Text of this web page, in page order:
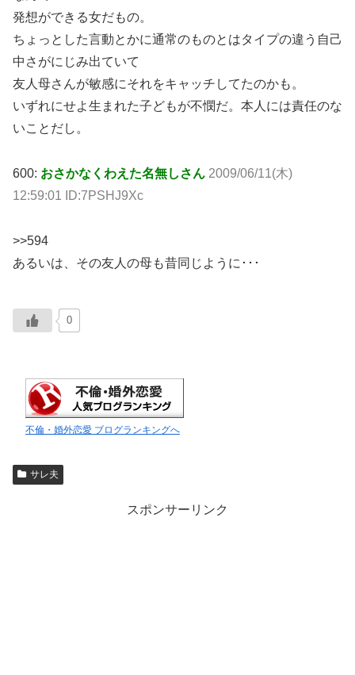
発想ができる女だもの。
ちょっとした言動とかに通常のものとはタイプの違う自己
中さがにじみ出ていて
友人母さんが敏感にそれをキャッチしてたのかも。
いずれにせよ生まれた子どもが不憫だ。本人には責任のな
いことだし。
600: おさかなくわえた名無しさん 2009/06/11(木)
12:59:01 ID:7PSHJ9Xc
>>594
あるいは、その友人の母も昔同じように･･･
0
不倫・婚外恋愛 ブログランキングへ
サレ夫
スポンサーリンク